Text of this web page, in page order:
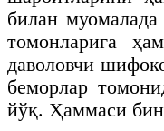
билан
томонларига
даволовчи
беморлар
йўқ. Ҳаммаси